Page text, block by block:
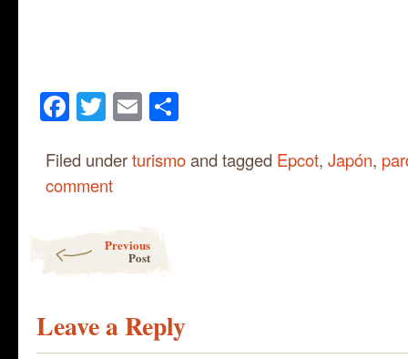
Facebook
Twitter
Email
Filed underturismoand tagged Epcot, Japón,
comment
Previous
Post
Leave a Reply